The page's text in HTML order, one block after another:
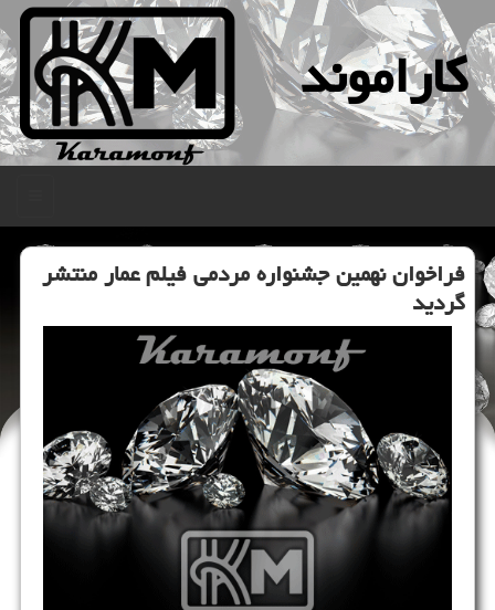
كاراموند
فراخوان نهمین جشنواره مردمی فیلم عمار منتشر
گردید